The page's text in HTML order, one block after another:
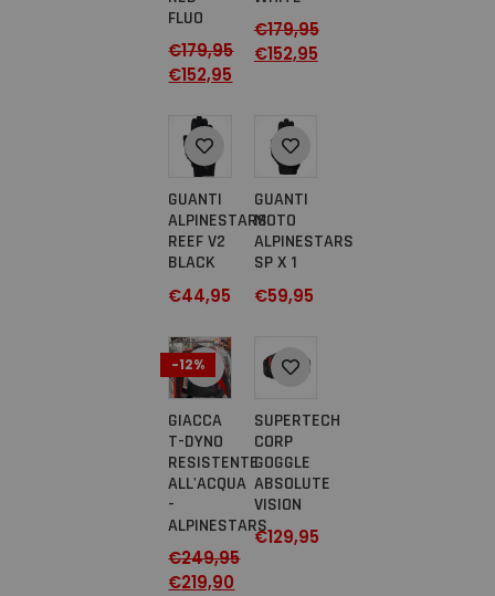
FLUO
€179,95
€152,95
€179,95
€152,95
GUANTI
ALPINESTARS
REEF V2
BLACK
€44,95
GUANTI
MOTO
ALPINESTARS
SP X 1
€59,95
-12%
GIACCA
T-DYNO
RESISTENTE
ALL'ACQUA
-
ALPINESTARS
€249,95
€219,90
SUPERTECH
CORP
GOGGLE
ABSOLUTE
VISION
€129,95